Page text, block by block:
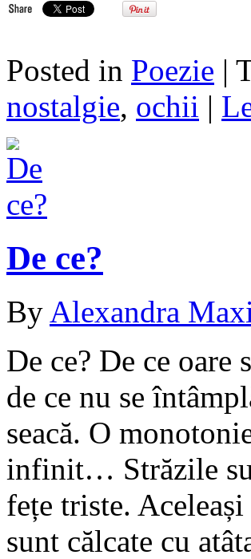
Posted in Poezie |
nostalgie, ochii |
De ce?
By Alexandra
De ce? De ce oare
de ce nu se
seacă. O
infinit… Străzile
fețe triste.
sunt călcate cu